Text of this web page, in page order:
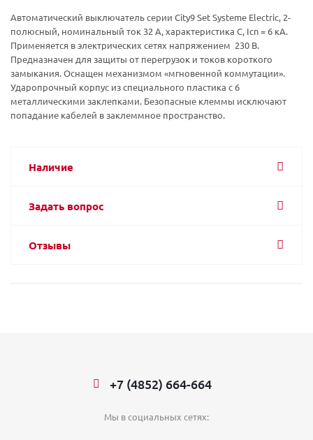
Автоматический выключатель серии City9 Set Systeme Electric, 2-
полюсный, номинальный ток 32 А, характеристика С, Icn = 6 кА.
Применяется в электрических сетях напряжением 230 В.
Предназначен для защиты от перегрузок и токов короткого
замыкания. Оснащен механизмом «мгновенной коммутации».
Ударопрочный корпус из специального пластика с 6
металлическими заклепками. Безопасные клеммы исключают
попадание кабелей в заклеммное пространство.
Наличие
Задать вопрос
Отзывы
+7 (4852) 664-664
Мы в социальных сетях: